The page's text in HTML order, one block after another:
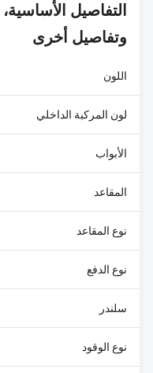
التفاصيل
وتفاصيل أخرى
اللون
لون المركبة الداخلي
الأبواب
المقاعد
نوع المقاعد
نوع الدفع
سلندر
نوع الوقود